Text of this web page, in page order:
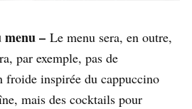
– Le menu sera, en outre,
par exemple, pas de
froide inspirée du cappuccino
mais des cocktails pour